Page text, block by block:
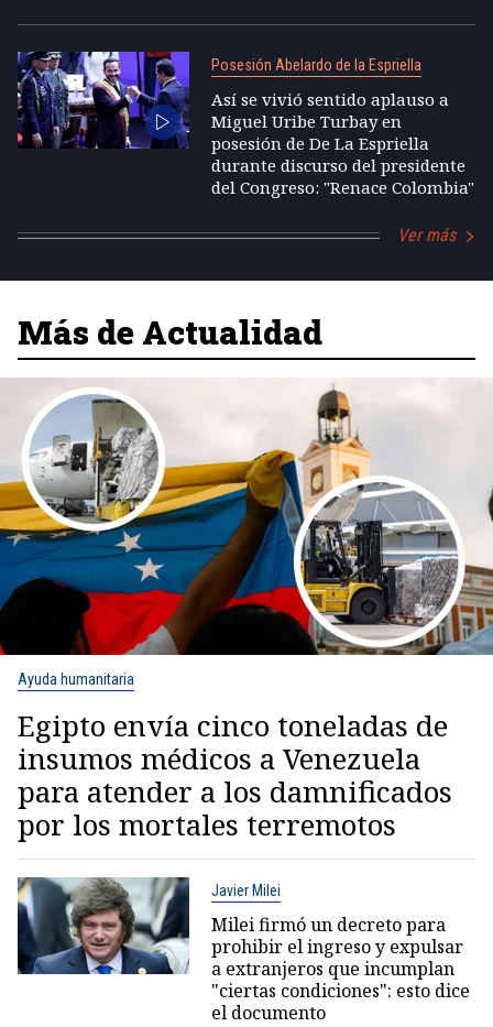
Posesión Abelardo de la Espriella
Así se vivió sentido aplauso a
Miguel Uribe Turbay en
posesión de De La Espriella
durante discurso del presidente
del Congreso: "Renace Colombia"
Ver más
Más de Actualidad
Ayuda humanitaria
Egipto envía cinco toneladas de
insumos médicos a Venezuela
para atender a los damnificados
por los mortales terremotos
Javier Milei
Milei firmó un decreto para
prohibir el ingreso y expulsar
a extranjeros que incumplan
"ciertas condiciones": esto dice
el documento